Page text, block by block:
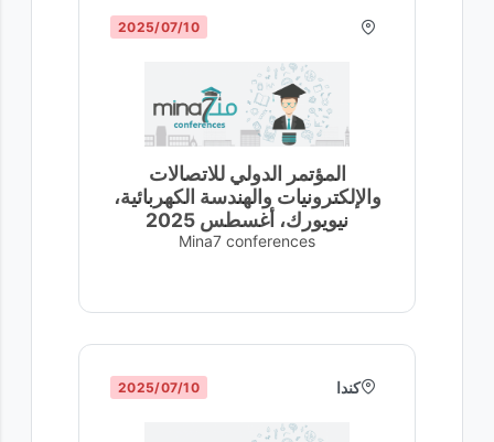
10‏/07‏/2025
المؤتمر الدولي للاتصالات
والإلكترونيات والهندسة الكهربائية،
نيويورك، أغسطس 2025
Mina7 conferences
كندا 10‏/07‏/2025